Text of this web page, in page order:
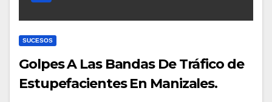
SUCESOS
Golpes A Las Bandas De Tráfico de
Estupefacientes En Manizales.